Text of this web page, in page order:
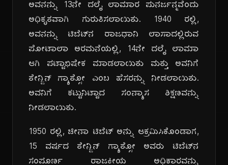
ಅವನನ್ನು 13ನೇ ದಲೈ ಲಾಮಾರ ಪುನರ್ಜನ್ಮವೆಂದು
ಅಧಿಕೃತವಾಗಿ ಗುರುತಿಸಲಾಯಿತು. 1940 ರಲ್ಲಿ,
ಅವನನ್ನು ಟಿಬೆಟ್‌ನ ರಾಜಧಾನಿ ಲಾಸಾದಲ್ಲಿರುವ
ಪೋಟಾಲಾ ಅರಮನೆಯಲ್ಲಿ, 14ನೇ ದಲೈ ಲಾಮಾ
ಆಗಿ ಪಟ್ಟಾಭಿಷೇಕ ಮಾಡಲಾಯಿತು ಮತ್ತು ಅವನಿಗೆ
ತೇನ್ಜಿನ್ ಗ್ಯಾತ್ಸೋ ಎಂಬ ಹೆಸರನ್ನು ನೀಡಲಾಯಿತು.
ಅವನಿಗೆ ಕಟ್ಟುನಿಟ್ಟಾದ ಸಂನ್ಯಾಸ ಶಿಕ್ಷಣವನ್ನು
ನೀಡಲಾಯಿತು.
1950 ರಲ್ಲಿ, ಚೀನಾ ಟಿಬೆಟ್ ಅನ್ನು ಆಕ್ರಮಿಸಿಕೊಂಡಾಗ,
15 ವರ್ಷದ ತೇನ್ಜಿನ್ ಗ್ಯಾತ್ಸೋ ಅವರು ಟಿಬೆಟ್‌ನ
ಸಂಪೂರ್ಣ ರಾಜಕೀಯ ಅಧಿಕಾರವನ್ನು